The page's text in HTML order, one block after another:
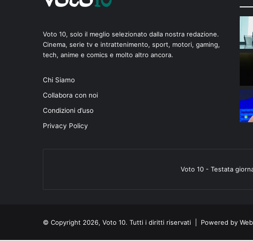
Voto 10, solo il meglio selezionato dalla nostra redazione.
Cinema, serie tv e intrattenimento, sport, motori, gaming,
tech, anime e comics e molto altro ancora.
Chi Siamo
Collabora con noi
Condizioni d’uso
Privacy Policy
Voto 10 - Testata
© Copyright 2026, Voto 10. Tutti i diritti riservati | Powered by